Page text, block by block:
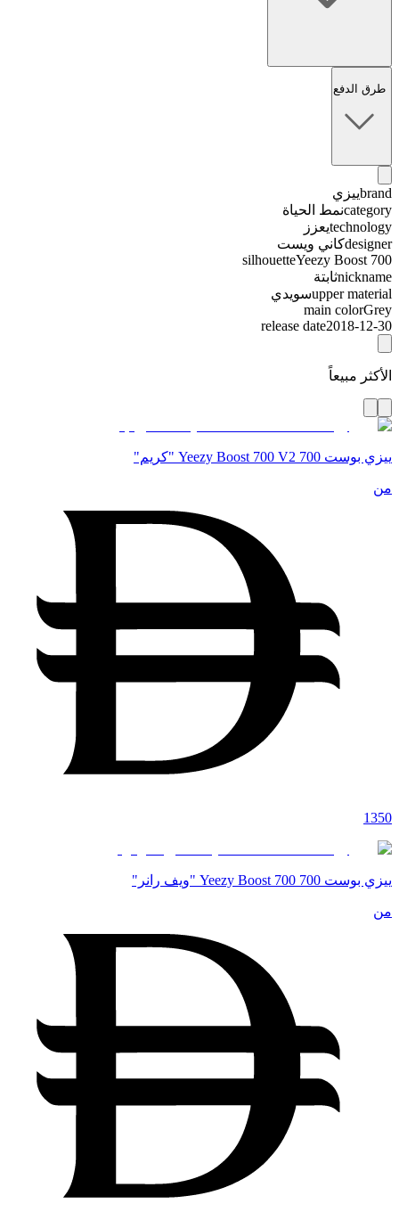
طرق الدفع
brandييزي
categoryنمط الحياة
technologyيعزز
designerكاني ويست
silhouetteYeezy Boost 700
nicknameثابتة
upper materialسويدي
main colorGrey
release date2018-12-30
الأكثر مبيعاً
ييزي بوست 700 Yeezy Boost 700 V2 "كريم"
من
1350
ييزي بوست 700 Yeezy Boost 700 "ويف رانر"
من